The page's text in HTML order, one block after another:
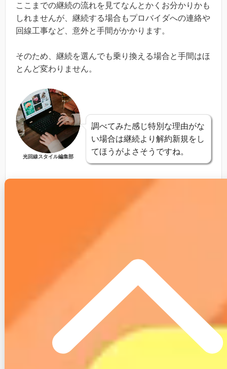
ここまでの継続の流れを見てなんとかくお分かりかも
しれませんが、継続する場合もプロバイダへの連絡や
回線工事など、意外と手間がかかります。
そのため、継続を選んでも乗り換える場合と手間はほ
とんど変わりません。
光回線スタイル編集部
調べてみた感じ特別な理由がな
い場合は継続より解約新規をし
てほうがよさそうですね。
３. 引越しの際、インターネ
ットを乗り換え（解約新
規）する場合
続いて、引越しの際にインターネット回線を別の回線
に乗り換える場合の流れや注意点について見ていきま
３−１. 乗り換え時の流れ